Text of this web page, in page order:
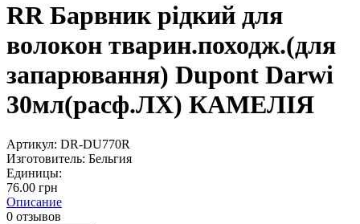
RR Барвник рідкий для
волокон тварин.походж.(для
запарювання) Dupont Darwi
30мл(расф.ЛХ) КАМЕЛІЯ
Артикул: DR-DU770R
Изготовитель: Бельгия
Единицы:
76.00 грн
Описание
0 отзывов